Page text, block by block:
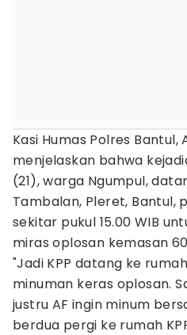
Kasi Humas Polres Bantul,
menjelaskan bahwa
(21), warga Ngumpul,
Tambalan, Pleret, Bantul,
sekitar pukul 15.00 WIB
miras oplosan kemasan
"Jadi KPP datang ke
minuman keras oplosan.
justru AF ingin minum
berdua pergi ke rumah